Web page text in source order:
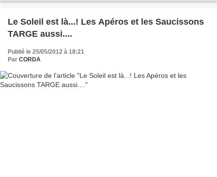
Le Soleil est là...! Les Apéros et les Saucissons
TARGE aussi....
Publié le 25/05/2012 à 18:21
Par CORDA